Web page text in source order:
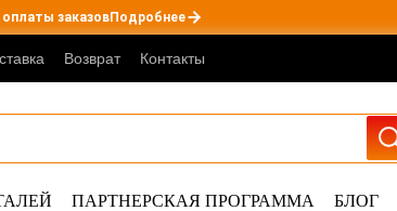
заказовПодробнее
Возврат Контакты
ПАРТНЕРСКАЯ ПРОГРАММА БЛОГ